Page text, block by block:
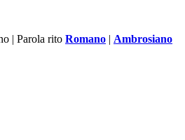
| Parola rito Romano | Ambrosiano